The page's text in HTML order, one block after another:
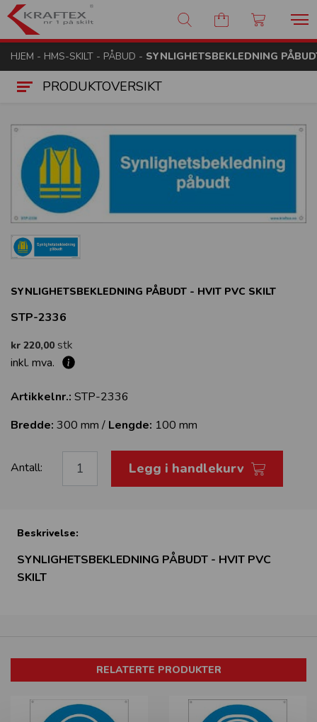
Kraftex - nr 1 på skilt
HJEM - HMS-SKILT - PÅBUD - SYNLIGHETSBEKLEDNING
PRODUKTOVERSIKT
SYNLIGHETSBEKLEDNING PÅBUDT - HVIT PVC SKILT
STP-2336
kr 220,00 stk
inkl. mva.
Artikkelnr.: STP-2336
Bredde: 300 mm / Lengde: 100 mm
Antall: Legg i handlekurv
Beskrivelse:
SYNLIGHETSBEKLEDNING PÅBUDT - HVIT PVC
SKILT
RELATERTE PRODUKTER